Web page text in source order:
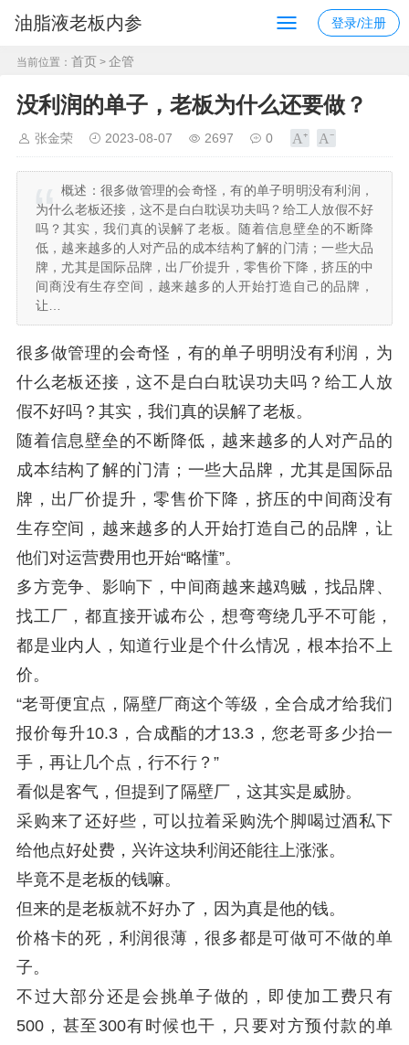
油脂液老板内参 登录/注册
当前位置： 首页 > 企管
没利润的单子，老板为什么还要做？
张金荣 2023-08-07 2697 0
概述： 很多做管理的会奇怪，有的单子明明没有利润，
为什么老板还接，这不是白白耽误功夫吗？给工人放假不好
吗？其实，我们真的误解了老板。随着信息壁垒的不断降
低，越来越多的人对产品的成本结构了解的门清；一些大品
牌，尤其是国际品牌，出厂价提升，零售价下降，挤压的中
间商没有生存空间，越来越多的人开始打造自己的品牌，
让…
很多做管理的会奇怪，有的单子明明没有利润，为
什么老板还接，这不是白白耽误功夫吗？给工人放
假不好吗？其实，我们真的误解了老板。
随着信息壁垒的不断降低，越来越多的人对产品的
成本结构了解的门清；一些大品牌，尤其是国际品
牌，出厂价提升，零售价下降，挤压的中间商没有
生存空间，越来越多的人开始打造自己的品牌，让
他们对运营费用也开始“略懂”。
多方竞争、影响下，中间商越来越鸡贼，找品牌、
找工厂，都直接开诚布公，想弯弯绕几乎不可能，
都是业内人，知道行业是个什么情况，根本抬不上
价。
“老哥便宜点，隔壁厂商这个等级，全合成才给我们
报价每升10.3，合成酯的才13.3，您老哥多少抬一
手，再让几个点，行不行？”
看似是客气，但提到了隔壁厂，这其实是威胁。
采购来了还好些，可以拉着采购洗个脚喝过酒私下
给他点好处费，兴许这块利润还能往上涨涨。
毕竟不是老板的钱嘛。
但来的是老板就不好办了，因为真是他的钱。
价格卡的死，利润很薄，很多都是可做可不做的单
子。
不过大部分还是会挑单子做的，即使加工费只有
500，甚至300有时候也干，只要对方预付款的单